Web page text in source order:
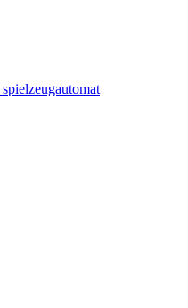
spielzeugautomat